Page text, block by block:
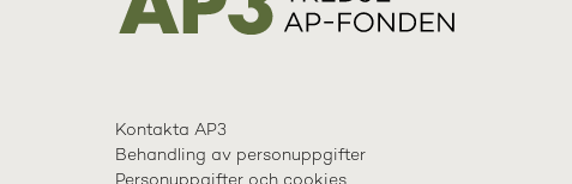
Kontakta AP3
Behandling av personuppgifter